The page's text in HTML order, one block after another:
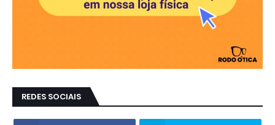
REDES SOCIAIS